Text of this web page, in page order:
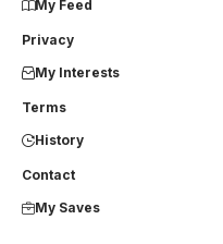
My Feed
Privacy
My Interests
Terms
History
Contact
My Saves